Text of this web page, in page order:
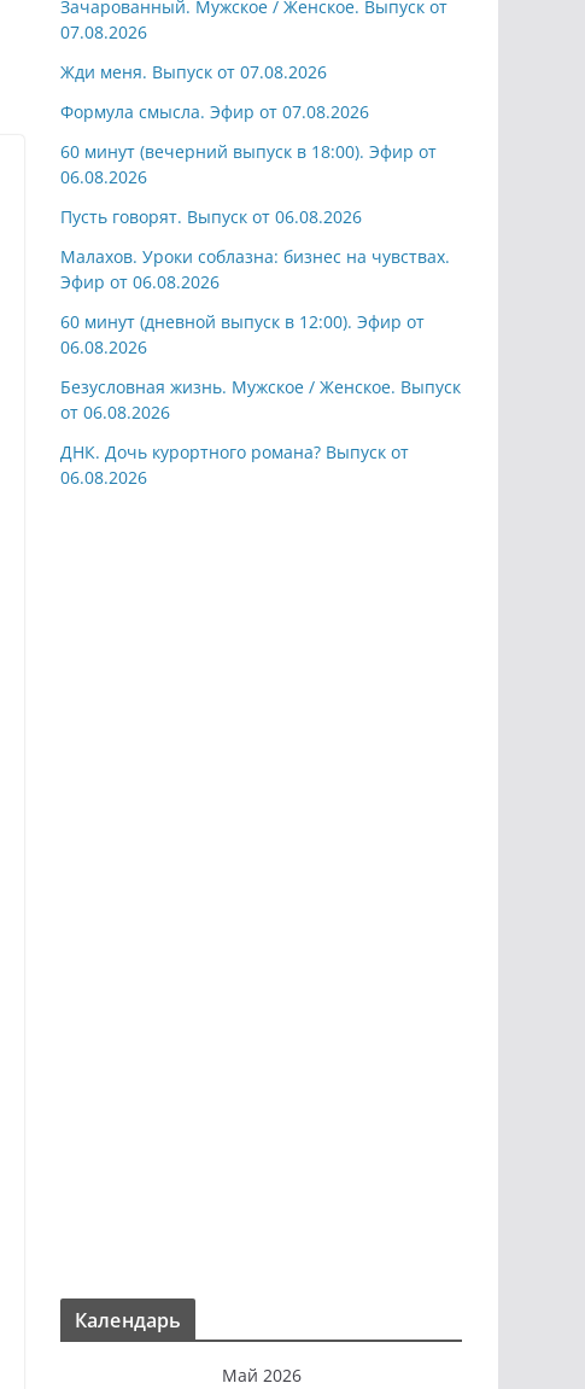
Зачарованный. Мужское / Женское. Выпуск от
07.08.2026
Жди меня. Выпуск от 07.08.2026
Формула смысла. Эфир от 07.08.2026
60 минут (вечерний выпуск в 18:00). Эфир от
06.08.2026
Пусть говорят. Выпуск от 06.08.2026
Малахов. Уроки соблазна: бизнес на чувствах.
Эфир от 06.08.2026
60 минут (дневной выпуск в 12:00). Эфир от
06.08.2026
Безусловная жизнь. Мужское / Женское. Выпуск
от 06.08.2026
ДНК. Дочь курортного романа? Выпуск от
06.08.2026
Календарь
Май 2026